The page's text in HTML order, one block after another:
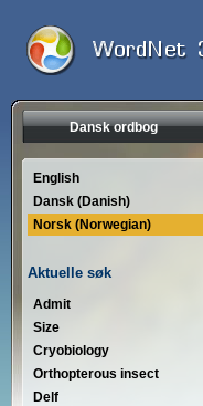
Dansk ordbog
English
Dansk (Danish)
Norsk (Norwegian)
Aktuelle søk
Admit
Size
Cryobiology
Orthopterous insect
Delf